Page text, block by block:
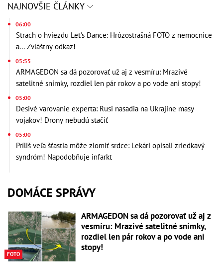
NAJNOVŠIE ČLÁNKY
06:00
Strach o hviezdu Let's Dance: Hrôzostrašná FOTO z nemocnice
a... Zvláštny odkaz!
05:55
ARMAGEDON sa dá pozorovať už aj z vesmíru: Mrazivé
satelitné snímky, rozdiel len pár rokov a po vode ani stopy!
05:00
Desivé varovanie experta: Rusi nasadia na Ukrajine masy
vojakov! Drony nebudú stačiť
05:00
Príliš veľa šťastia môže zlomiť srdce: Lekári opísali zriedkavý
syndróm! Napodobňuje infarkt
DOMÁCE SPRÁVY
FOTO
ARMAGEDON sa dá pozorovať už aj z
vesmíru: Mrazivé satelitné snímky,
rozdiel len pár rokov a po vode ani
stopy!